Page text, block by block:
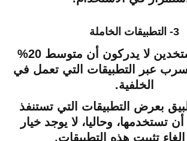
3- التطبيقات الخاملة
كثير من المستخدين لا يدركون أن متوسط 20%
عبر التطبيقات التي تعمل في
الخلفية.
بعرض التطبيقات التي تستنفذ
أن تستخدمها، وحاليا، لا يوجد خيار
تثبيت هذه التطبيقات.